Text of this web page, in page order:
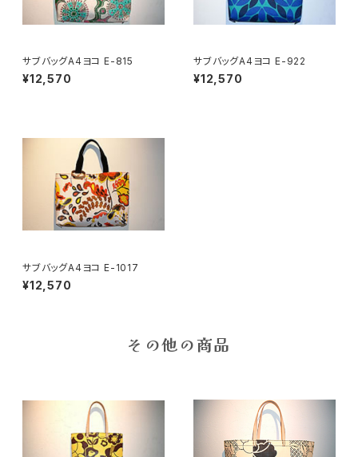
サブバッグA4ヨコ E-815
¥12,570
サブバッグA4ヨコ E-922
¥12,570
サブバッグA4ヨコ E-1017
¥12,570
その他の商品